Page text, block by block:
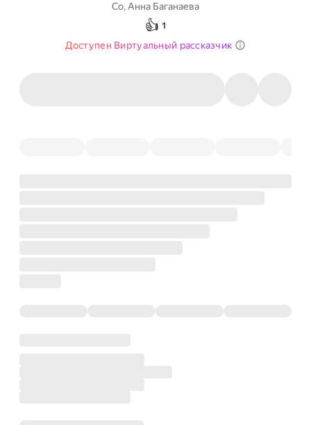
Co,Анна Баганаева
👍 1
Доступен Виртуальный рассказчик